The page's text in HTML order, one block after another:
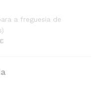
a freguesia de